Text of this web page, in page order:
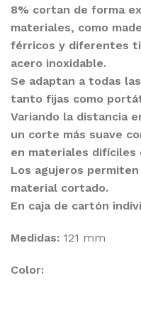
8% cortan de forma
materiales, como
férricos y diferentes
acero inoxidable.
Se adaptan a todas
tanto fijas como
Variando la distancia
un corte más suave
en materiales difíciles
Los agujeros
material cortado.
En caja de cartón
Medidas: 121 mm
Color: